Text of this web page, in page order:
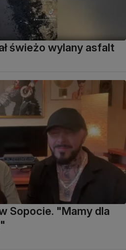
świeżo wylany asfalt
Sopocie. "Mamy dla